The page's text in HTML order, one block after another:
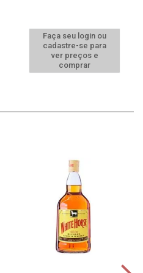
Faça seu login ou
cadastre-se para
ver preços e
comprar